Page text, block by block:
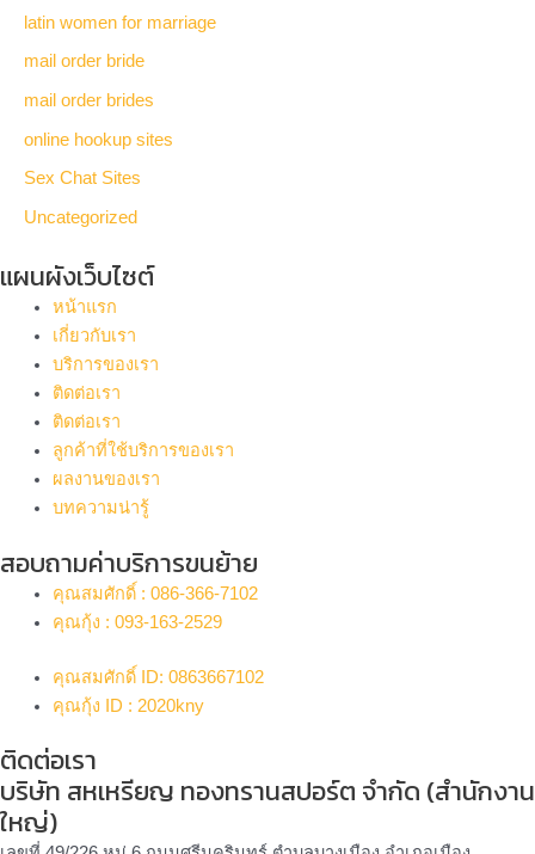
latin women for marriage
mail order bride
mail order brides
online hookup sites
Sex Chat Sites
Uncategorized
แผนผังเว็บไซต์
หน้าแรก
เกี่ยวกับเรา
บริการของเรา
ติดต่อเรา
ติดต่อเรา
ลูกค้าที่ใช้บริการของเรา
ผลงานของเรา
บทความน่ารู้
สอบถามค่าบริการขนย้าย
คุณสมศักดิ์ : 086-366-7102
คุณกุ้ง : 093-163-2529
คุณสมศักดิ์ ID: 0863667102
คุณกุ้ง ID : 2020kny
ติดต่อเรา
บริษัท สหเหรียญ ทองทรานสปอร์ต จำกัด (สำนักงาน
ใหญ่)